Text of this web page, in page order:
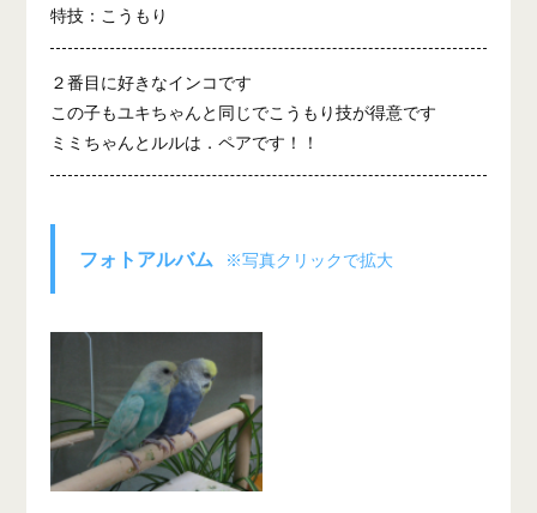
特技：こうもり
２番目に好きなインコです
この子もユキちゃんと同じでこうもり技が得意です
ミミちゃんとルルは．ペアです！！
フォトアルバム ※写真クリックで拡大